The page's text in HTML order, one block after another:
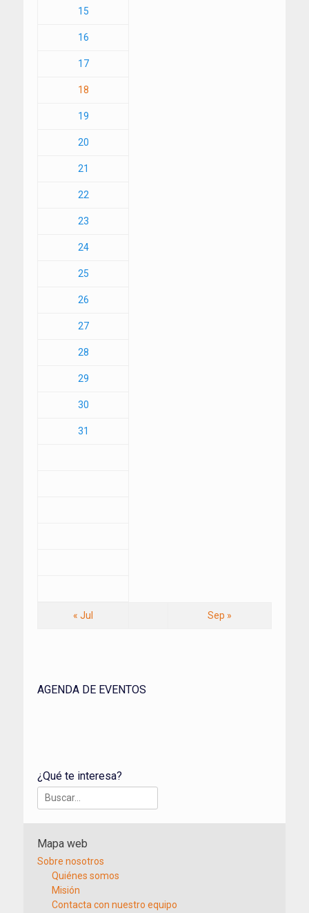
15
16
17
18
19
20
21
22
23
24
25
26
27
28
29
30
31
« Jul Sep »
AGENDA DE EVENTOS
¿Qué te interesa?
Buscar:
Mapa web
Sobre nosotros
Quiénes somos
Misión
Contacta con nuestro equipo